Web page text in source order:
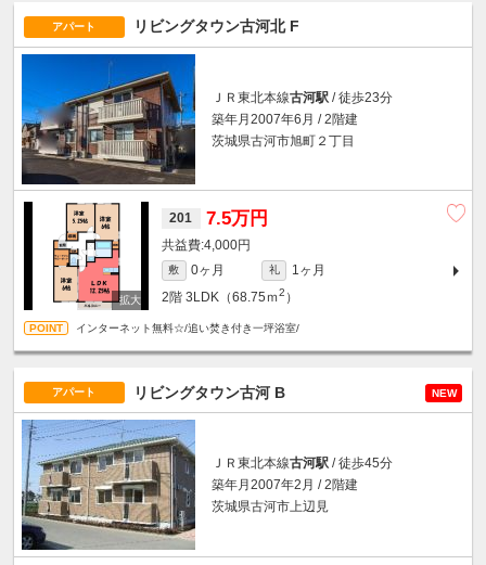
アパート リビングタウン古河北 F
ＪＲ東北本線古河駅 / 徒歩23分
築年月2007年6月 / 2階建
茨城県古河市旭町２丁目
201 7.5万円
4,000円
敷 0ヶ月 礼
1ヶ月
2階 3LDK（68.75ｍ2 ）
インターネット無料☆/追い焚き付き一坪浴室/
アパート リビングタウン古河 B NEW
ＪＲ東北本線古河駅 / 徒歩45分
築年月2007年2月 / 2階建
茨城県古河市上辺見